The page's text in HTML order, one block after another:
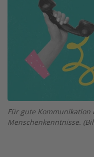
Für gute
Menschenkenntnisse.